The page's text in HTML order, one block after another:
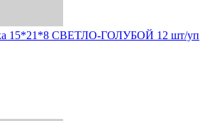
15*21*8 СВЕТЛО-ГОЛУБОЙ 12 шт/уп